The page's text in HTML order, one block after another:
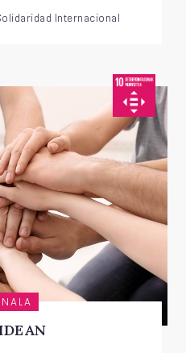
Internacional